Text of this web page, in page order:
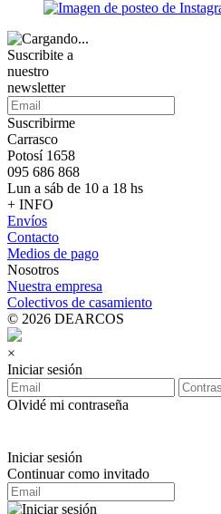
Suscribite a
nuestro
newsletter
Suscribirme
Carrasco
Potosí 1658
095 686 868
Lun a sáb de 10 a 18 hs
+ INFO
Envíos
Contacto
Medios de pago
Nosotros
Nuestra empresa
Colectivos de casamiento
© 2026 DEARCOS
×
Iniciar sesión
Olvidé mi contraseña
Iniciar sesión
Continuar como invitado